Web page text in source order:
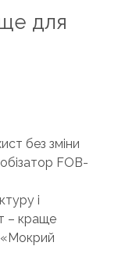
для
без зміни
FOB-
і
– краще